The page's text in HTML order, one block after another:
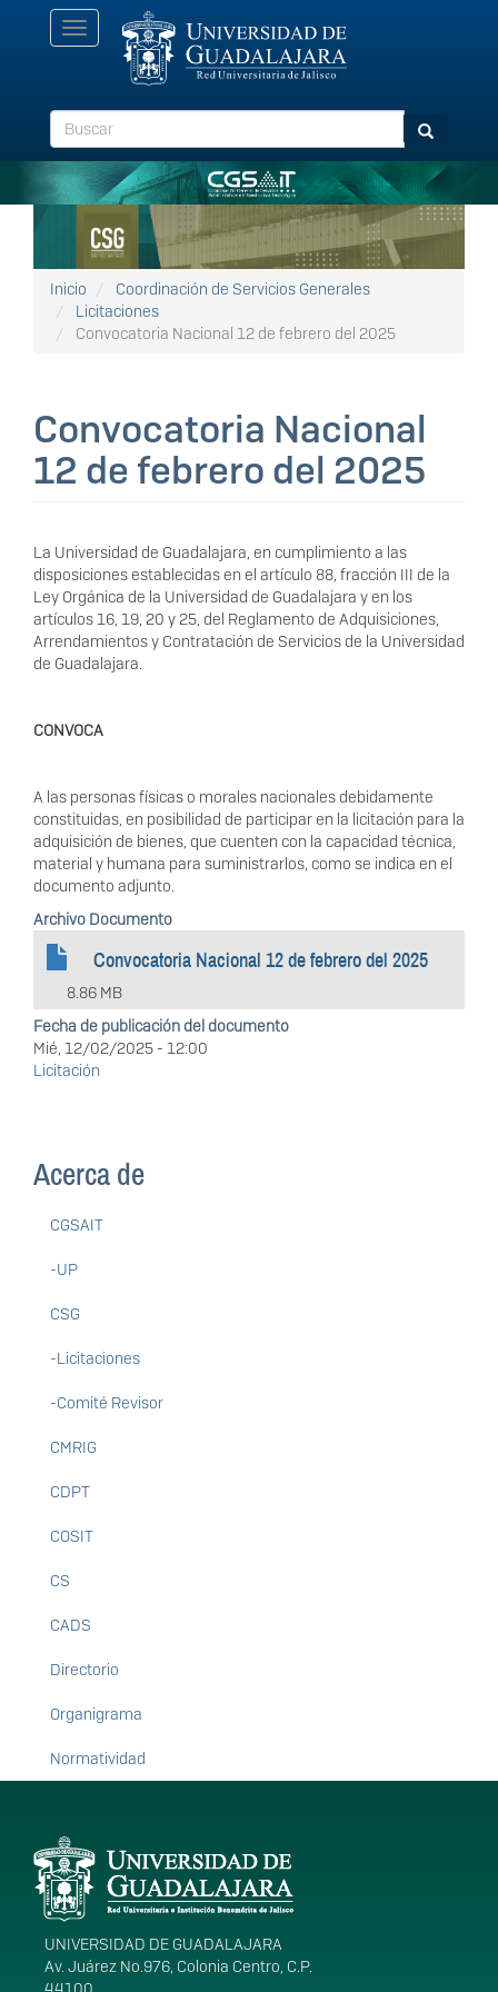
Toggle
navigation
Buscar
Buscar
Inicio
Coordinación de Servicios Generales
Licitaciones
Convocatoria Nacional 12 de febrero del 2025
Convocatoria Nacional
12 de febrero del 2025
La Universidad de Guadalajara, en cumplimiento a las
disposiciones establecidas en el artículo 88, fracción III de la
Ley Orgánica de la Universidad de Guadalajara y en los
artículos 16, 19, 20 y 25, del Reglamento de Adquisiciones,
Arrendamientos y Contratación de Servicios de la Universidad
de Guadalajara.
CONVOCA
A las personas físicas o morales nacionales debidamente
constituidas, en posibilidad de participar en la licitación para la
adquisición de bienes, que cuenten con la capacidad técnica,
material y humana para suministrarlos, como se indica en el
documento adjunto.
Archivo Documento
Convocatoria Nacional 12 de febrero del 2025
8.86 MB
Fecha de publicación del documento
Mié, 12/02/2025 - 12:00
Licitación
Acerca de
CGSAIT
-UP
CSG
-Licitaciones
-Comité Revisor
CMRIG
CDPT
COSIT
CS
CADS
Directorio
Organigrama
Normatividad
Información del
portal
UNIVERSIDAD DE GUADALAJARA
Av. Juárez No.976, Colonia Centro, C.P.